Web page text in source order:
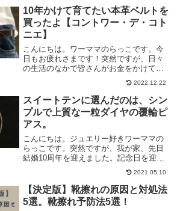
者ではありません。笑）ロハコはアスク
ルの展開する個人向け...
10年かけて育てたい本革ベルトを
買ったよ【コントワー・デ・コト
ニエ】
こんにちは。ワーママのらっこです。今
日もお疲れさまです！突然ですが、日々
の生活のなかで皆さんがお金をかけてい
るポイントってどこですか？私は、まず
子どもの教育。続いて自分たちの読書で
す。知識や経験への投資は大切にしてい
ます。で、いわゆるファッ...
2022.12.22
スイートテンに選んだのは、シン
プルで上質な一粒ダイヤの覆輪ピ
アス。
こんにちは。ジュエリー好きワーママの
らっこです。突然ですが、我が家、先日
結婚10周年を迎えました。記念日を迎え
るにあたり、1年ほど前からずっと探して
いたのがスイートテン。最近ではスイー
トテンのジュエリーを買わない人も増え
てきているそうですが...
2021.05.10
【決定版】靴擦れの原因と対処法
5選。靴擦れ予防法5選！